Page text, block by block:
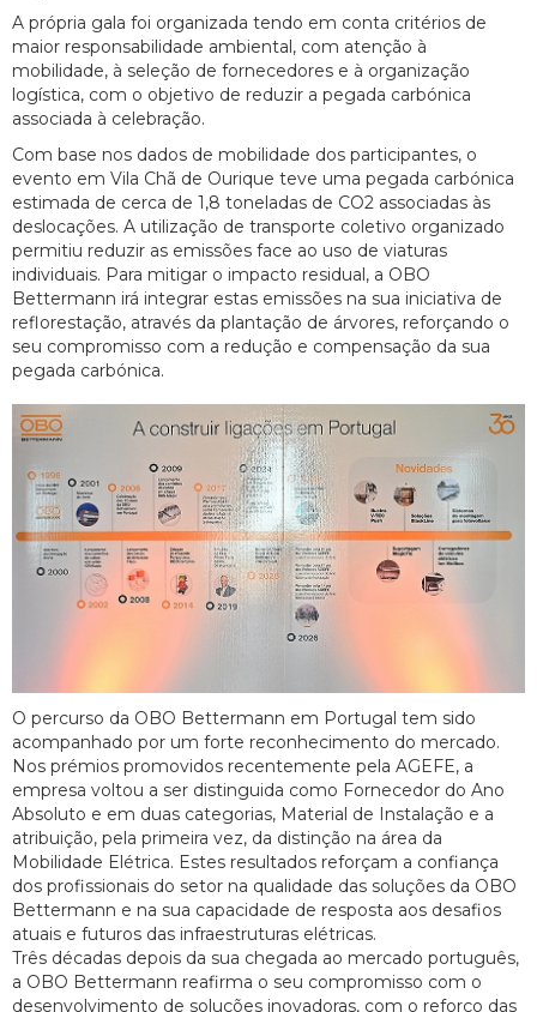
A própria gala foi organizada tendo em conta critérios de
maior responsabilidade ambiental, com atenção à
mobilidade, à seleção de fornecedores e à organização
logística, com o objetivo de reduzir a pegada carbónica
associada à celebração.
Com base nos dados de mobilidade dos participantes, o
evento em Vila Chã de Ourique teve uma pegada carbónica
estimada de cerca de 1,8 toneladas de CO2 associadas às
deslocações. A utilização de transporte coletivo organizado
permitiu reduzir as emissões face ao uso de viaturas
individuais. Para mitigar o impacto residual, a OBO
Bettermann irá integrar estas emissões na sua iniciativa de
reflorestação, através da plantação de árvores, reforçando o
seu compromisso com a redução e compensação da sua
pegada carbónica.
O percurso da OBO Bettermann em Portugal tem sido
acompanhado por um forte reconhecimento do mercado.
Nos prémios promovidos recentemente pela AGEFE, a
empresa voltou a ser distinguida como Fornecedor do Ano
Absoluto e em duas categorias, Material de Instalação e a
atribuição, pela primeira vez, da distinção na área da
Mobilidade Elétrica. Estes resultados reforçam a confiança
dos profissionais do setor na qualidade das soluções da OBO
Bettermann e na sua capacidade de resposta aos desafios
atuais e futuros das infraestruturas elétricas.
Três décadas depois da sua chegada ao mercado português,
a OBO Bettermann reafirma o seu compromisso com o
desenvolvimento de soluções inovadoras, com o reforço das